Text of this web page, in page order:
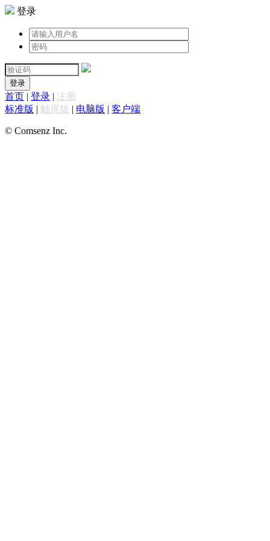
登录
登录
首页 | 登录 | 注册
标准版 | 触屏版 | 电脑版 | 客户端
© Comsenz Inc.